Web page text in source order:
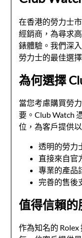
在香港的勞力士
經銷商，為尋求
錶體驗。我們深
勞力士的最佳選擇
為何選擇
當您考慮購買勞
要。Club Watch
位，為客戶提供
透明的勞力
直接來自官
專業的產品
完善的售後
值得信賴
作為知名的